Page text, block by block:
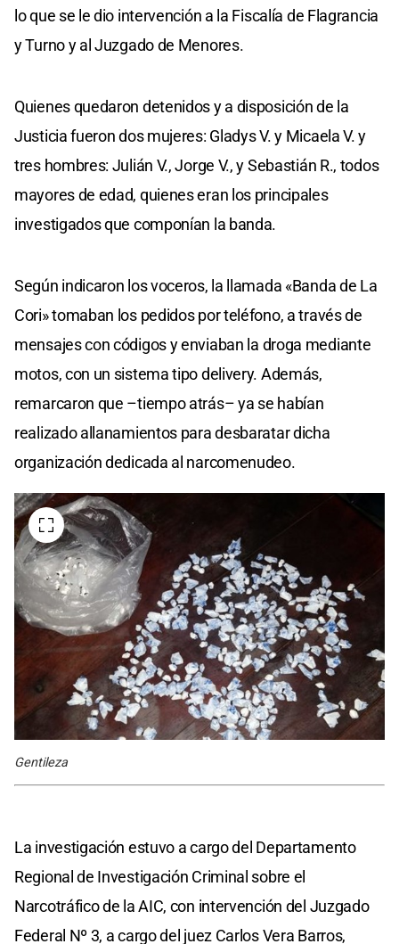
lo que se le dio intervención a la Fiscalía de Flagrancia
y Turno y al Juzgado de Menores.
Quienes quedaron detenidos y a disposición de la
Justicia fueron dos mujeres: Gladys V. y Micaela V. y
tres hombres: Julián V., Jorge V., y Sebastián R., todos
mayores de edad, quienes eran los principales
investigados que componían la banda.
Según indicaron los voceros, la llamada «Banda de La
Cori» tomaban los pedidos por teléfono, a través de
mensajes con códigos y enviaban la droga mediante
motos, con un sistema tipo delivery. Además,
remarcaron que –tiempo atrás– ya se habían
realizado allanamientos para desbaratar dicha
organización dedicada al narcomenudeo.
Gentileza
La investigación estuvo a cargo del Departamento
Regional de Investigación Criminal sobre el
Narcotráfico de la AIC, con intervención del Juzgado
Federal Nº 3, a cargo del juez Carlos Vera Barros,